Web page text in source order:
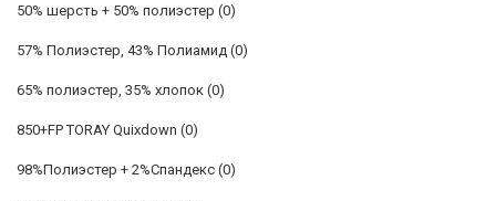
50% шерсть + 50% полиэстер (0)
57% Полиэстер, 43% Полиамид (0)
65% полиэстер, 35% хлопок (0)
850+FP TORAY Quixdown (0)
98%Полиэстер + 2%Спандекс (0)